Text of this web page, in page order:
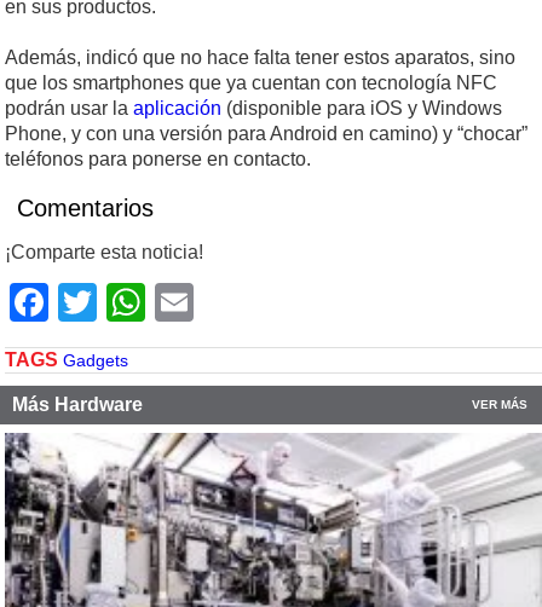
en sus productos.
Además, indicó que no hace falta tener estos aparatos, sino
que los smartphones que ya cuentan con tecnología NFC
podrán usar la aplicación (disponible para iOS y Windows
Phone, y con una versión para Android en camino) y “chocar”
teléfonos para ponerse en contacto.
Comentarios
¡Comparte esta noticia!
Facebook
TwitterWhatsApp
TAGS Gadgets
Más Hardware VER MÁS